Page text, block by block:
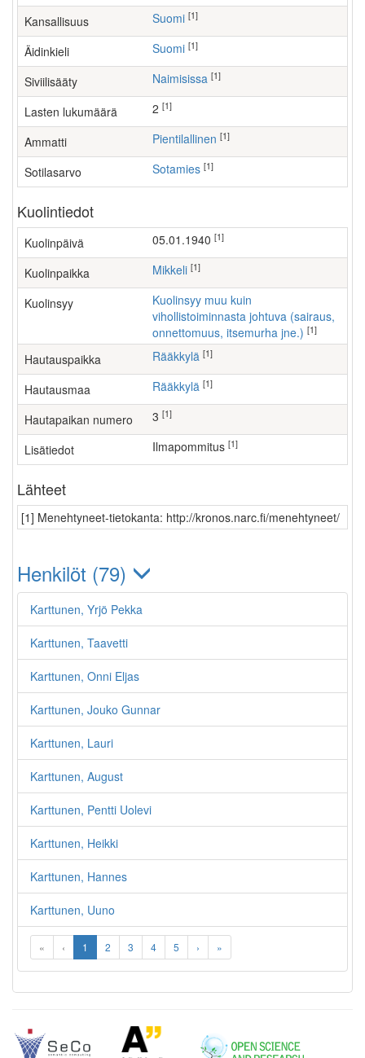
Kansallisuus Suomi [1]
Äidinkieli Suomi [1]
Siviilisääty Naimisissa [1]
Lasten lukumäärä [1]
Ammatti pientilallinen [1]
Sotilasarvo Sotamies [1]
Kuolintiedot
Kuolinpäivä 05.01.1940 [1]
Kuolinpaikka Mikkeli [1]
Kuolinsyy
Kuolinsyy muu kuin
vihollistoiminnasta johtuva (sairaus,
onnettomuus, itsemurha jne.) [1]
Hautauspaikka Rääkkylä [1]
Hautausmaa Rääkkylä [1]
Hautapaikan numero [1]
Lisätiedot ilmapommitus [1]
Lähteet
[1] Menehtyneet-tietokanta: http://kronos.narc.fi/menehtyneet/
Henkilöt (79)
Karttunen, Yrjö Pekka
Karttunen, Taavetti
Karttunen, Onni Eljas
Karttunen, Jouko Gunnar
Karttunen, Lauri
Karttunen, August
Karttunen, Pentti Uolevi
Karttunen, Heikki
Karttunen, Hannes
Karttunen, Uuno
« ‹ 1 2 3 4 5 › »